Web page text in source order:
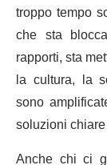
troppo tempo
che sta
rapporti, sta
la cultura, la
sono
soluzioni